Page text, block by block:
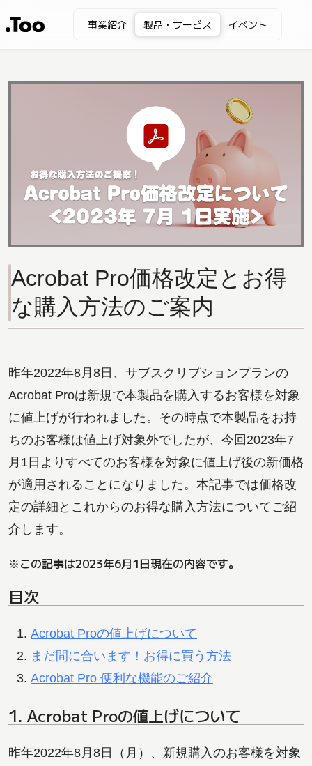
事業紹介 製品・サービス イベント
Acrobat Pro価格改定とお得
な購入方法のご案内
昨年2022年8月8日、サブスクリプションプランの
Acrobat Proは新規で本製品を購入するお客様を対象
に値上げが行われました。その時点で本製品をお持
ちのお客様は値上げ対象外でしたが、今回2023年7
月1日よりすべてのお客様を対象に値上げ後の新価格
が適用されることになりました。本記事では価格改
定の詳細とこれからのお得な購入方法についてご紹
介します。
※この記事は2023年6月1日現在の内容です。
目次
Acrobat Proの値上げについて
まだ間に合います！お得に買う方法
Acrobat Pro 便利な機能のご紹介
1. Acrobat Proの値上げについて
昨年2022年8月8日（月）、新規購入のお客様を対象